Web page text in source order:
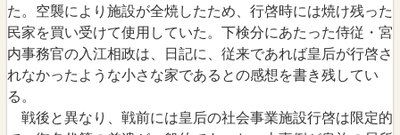
た。空襲により施設が全焼したため、行啓時には焼け残った
民家を買い受けて使用していた。下検分にあたった侍従・宮
内事務官の入江相政は、日記に、従来であれば皇后が行啓さ
れなかったような小さな家であるとの感想を書き残してい
る。
戦後と異なり、戦前には皇后の社会事業施設行啓は限定的